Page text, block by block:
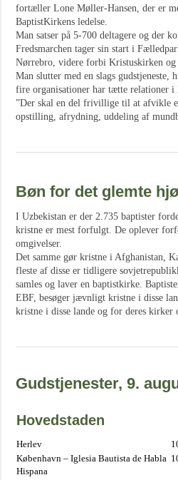
fortæller Lone Møller-Hansen, der er
BaptistKirkens ledelse.
Man satser på 5-700 deltagere og der
Fredsmarchen tager sin start i
Nørrebro, videre forbi Kristuskirken og
Man slutter med en slags
fire organisationer har tætte relationer i
”Der skal en del frivillige til at afvikle
opstilling, afrydning, uddeling af
Bøn for det glemte
I Uzbekistan er der 2.735 baptister
kristne er mest forfulgt. De oplever
omgivelser.
Det samme gør kristne i Afghanistan,
fleste af disse er tidligere
samles og laver en baptistkirke.
EBF, besøger jævnligt kristne i disse
kristne i disse lande og for deres kirker
Gudstjenester, 9.
Hovedstaden
Herlev
København – Iglesia Bautista de Habla
Hispana